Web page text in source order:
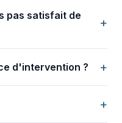
pas satisfait de
+
d'intervention ? +
+